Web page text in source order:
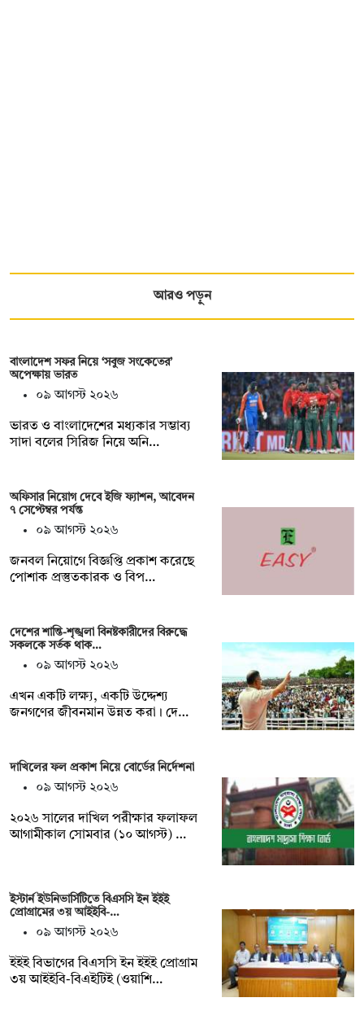
আরও পড়ুন
বাংলাদেশ সফর নিয়ে ‘সবুজ সংকেতের’
অপেক্ষায় ভারত
০৯ আগস্ট ২০২৬
ভারত ও বাংলাদেশের মধ্যকার সম্ভাব্য
সাদা বলের সিরিজ নিয়ে অনি…
অফিসার নিয়োগ দেবে ইজি ফ্যাশন, আবেদন
৭ সেপ্টেম্বর পর্যন্ত
০৯ আগস্ট ২০২৬
জনবল নিয়োগে বিজ্ঞপ্তি প্রকাশ করেছে
পোশাক প্রস্তুতকারক ও বিপ…
দেশের শান্তি-শৃঙ্খলা বিনষ্টকারীদের বিরুদ্ধে
সকলকে সর্তক থাক…
০৯ আগস্ট ২০২৬
এখন একটি লক্ষ্য, একটি উদ্দেশ্য
জনগণের জীবনমান উন্নত করা। দে…
দাখিলের ফল প্রকাশ নিয়ে বোর্ডের নির্দেশনা
০৯ আগস্ট ২০২৬
২০২৬ সালের দাখিল পরীক্ষার ফলাফল
আগামীকাল সোমবার (১০ আগস্ট) …
ইস্টার্ন ইউনিভার্সিটিতে বিএসসি ইন ইইই
প্রোগ্রামের ৩য় আইইবি-…
০৯ আগস্ট ২০২৬
ইইই বিভাগের বিএসসি ইন ইইই প্রোগ্রাম
৩য় আইইবি-বিএইটিই (ওয়াশি…